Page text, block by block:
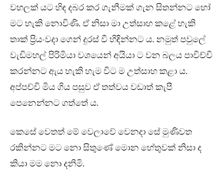
වහලක් යට හිඳ දබර කර ගැනීමක් ගැන සිතන්නට හෝ
මට හැකි නොවිණි. ඒ නිසා මා උත්සාහ කළේ හැකි
තාක් ප්‍රියංවදා ගෙන් දුරස් වී හිඳින්නට ය. නමුත් පවුලේ
වැඩිමහල් පිරිමියා වශයෙන් අයියා ට වන බලය පාවිච්චි
කරන්නට ඇය හැකි හැම විට ම උත්සාහ කළා ය.
අප්පච්චි මිය ගිය පසුව ඒ තත්වය වඩාත් කැපී
පෙනෙන්නට ගත්තේ ය.
කෙසේ වෙතත් මේ වෙලාවේ වෙනදා සේ මුණිවත
රකින්නට මට නො සිතුණේ මොන හේතුවක් නිසා ද
කියා මම නො දනිමි.